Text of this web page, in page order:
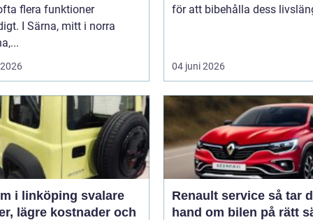
flera funktioner
I Särna, mitt i norra
för att bibehålla dess
04 juni 2026
linköping svalare
lägre kostnader och
Renault service så tar du
hand om bilen på rätt